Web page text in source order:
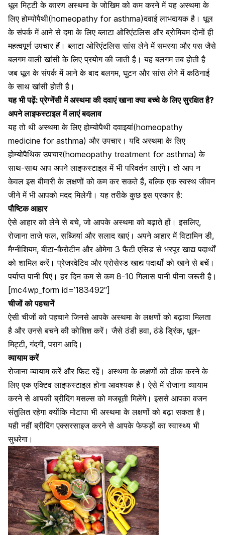
धूल मिट्टी के कारण अस्थमा के जोखिम को कम करने में यह अस्थमा के
लिए होम्योपैथी(homeopathy for asthma)दवाई लाभदायक है। धूल
के संपर्क में आने सेदमा के लिए ब्लाटा ओरिएंटलिस और ब्रोमियम दोनों ही
महत्वपूर्ण उपचार हैं। ब्लाटा ओरिएंटलिस सांस लेने में समस्या और पस जैसे
बलगम वाली खांसी के लिए प्रयोग की जाती है। यह बलगम तब होती है
जब धूल के संपर्क में आने के बाद बलगम, घुटन और सांस लेने में कठिनाई
के साथ खांसी होती है।
यह भी पढ़ें:प्रेग्नेंसी में अस्थमा की दवाएं खाना क्या बच्चे के लिए सुरक्षित है?
अपने लाइफस्टाइल में लाएं बदलाव
यह तो थी अस्थमा के लिए होम्योपैथी दवाइयां(homeopathy
medicine for asthma) और उपचार।यदि अस्थमा के लिए
होम्योपैथिक उपचार(homeopathy treatment for asthma) के
साथ-साथ आप अपने लाइफस्टाइल में भी परिवर्तन लाएंगे। तो आप न
केवल इस बीमारी के लक्षणों को कम कर सकते हैं, बल्कि एकस्वस्थ जीवन
जीने में भी आपको मदद मिलेगी । यह तरीके कुछ इस प्रकार है:
पौष्टिक आहार
ऐसे आहार को लेने से बचे, जो आपके अस्थमा को बढ़ाते हों। इसलिए,
रोजाना ताजे फल, सब्जियां और सलाद खाएं। अपने आहार में विटामिन डी,
मैग्नीशियम, बीटा-कैरोटीन और ओमेगा 3 फैटी एसिडसे भरपूर खाद्य पदार्थों
को शामिल करें। प्रेजरवेटिव और प्रोसेस्ड खाद्य पदार्थों को खाने से बचें।
पर्याप्त पानी पिएं। हर दिन कम से कम 8-10 गिलास पानी पीना जरूरी है।
[mc4wp_form id=’183492″]
चीजों को पहचानें
ऐसी चीजों को पहचाने जिनसे आपके अस्थमा के लक्षणों को बढ़ावा मिलता
है और उनसे बचने की कोशिश करें। जैसे ठंडी हवा, ठंडे ड्रिंक, धूल-
मिट्टी, गंदगी, पराग आदि।
व्यायाम करें
रोजाना व्यायाम करें और फिट रहें। अस्थमा के लक्षणों को ठीक करने के
लिए एक एक्टिवलाइफस्टाइल होना आवश्यक है । ऐसे में रोजाना व्यायाम
करने से आपकी ब्रीदिंग मसल्स को मजबूती मिलेंगे। इससे आपका वजन
संतुलित रहेगा क्योंकि मोटापा भी अस्थमा के लक्षणों को बढ़ा सकता है।
यही नहीं ब्रीदिंग एक्सरसाइज करने से आपकेफेफड़ों का स्वास्थ्य भी
सुधरेगा ।